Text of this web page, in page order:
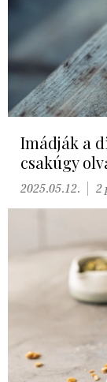
Imádják a
csakúgy
2025.05.12. 2